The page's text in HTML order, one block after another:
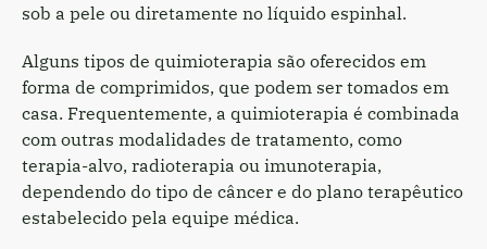
sob a pele ou diretamente no líquido espinhal.
Alguns tipos de quimioterapia são oferecidos em
forma de comprimidos, que podem ser tomados em
casa. Frequentemente, a quimioterapia é combinada
com outras modalidades de tratamento, como
terapia-alvo, radioterapia ou imunoterapia,
dependendo do tipo de câncer e do plano terapêutico
estabelecido pela equipe médica.